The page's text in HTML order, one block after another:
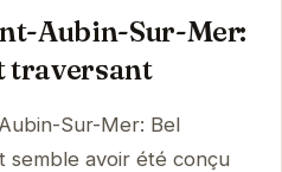
Aubin-Sur-Mer:
traversant
Sur-Mer: Bel
semble avoir été conçu